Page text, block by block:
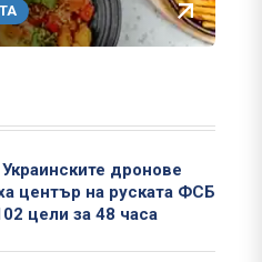
дронове
център на руската ФСБ
цели за 48 часа